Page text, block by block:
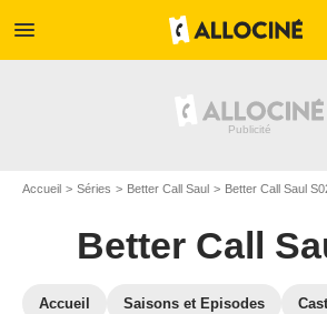
menu
Accueil Séries Better Call Saul Better Call Saul
Better Call
Accueil Saisons et Episodes